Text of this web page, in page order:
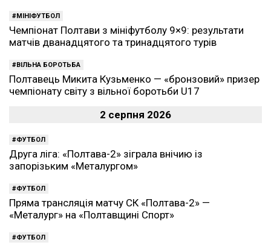
МІНІФУТБОЛ
Чемпіонат Полтави з мініфутболу 9×9: результати
матчів дванадцятого та тринадцятого турів
ВІЛЬНА БОРОТЬБА
Полтавець Микита Кузьменко — «бронзовий» призер
чемпіонату світу з вільної боротьби U17
2 серпня 2026
ФУТБОЛ
Друга ліга: «Полтава-2» зіграла внічию із
запорізьким «Металургом»
ФУТБОЛ
Пряма трансляція матчу СК «Полтава-2» —
«Металург» на «Полтавщині Спорт»
ФУТБОЛ